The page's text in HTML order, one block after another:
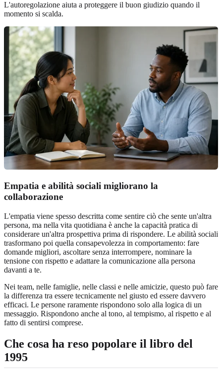
L'autoregolazione aiuta a proteggere il buon giudizio quando il
momento si scalda.
Empatia e abilità sociali migliorano la
collaborazione
L'empatia viene spesso descritta come sentire ciò che sente un'altra
persona, ma nella vita quotidiana è anche la capacità pratica di
considerare un'altra prospettiva prima di rispondere. Le abilità sociali
trasformano poi quella consapevolezza in comportamento: fare
domande migliori, ascoltare senza interrompere, nominare la
tensione con rispetto e adattare la comunicazione alla persona
davanti a te.
Nei team, nelle famiglie, nelle classi e nelle amicizie, questo può fare
la differenza tra essere tecnicamente nel giusto ed essere davvero
efficaci. Le persone raramente rispondono solo alla logica di un
messaggio. Rispondono anche al tono, al tempismo, al rispetto e al
fatto di sentirsi comprese.
Che cosa ha reso popolare il libro del
1995